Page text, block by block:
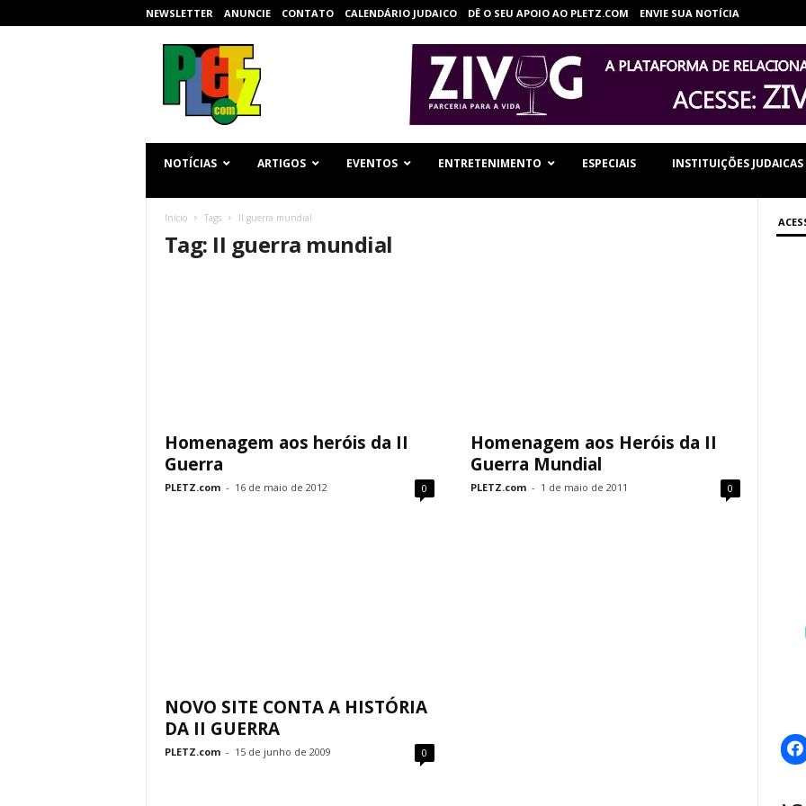
NEWSLETTER ANUNCIE CONTATO CALENDÁRIO JUDAICO DÊ O SEU APOIO AO PLETZ.COM ENVIE SUA NOTÍCIA
NOTÍCIAS ARTIGOS EVENTOS ENTRETENIMENTO ESPECIAIS INSTITUIÇÕES JUDAICAS
Início Tags II guerra mundial
Tag: II guerra mundial
Homenagem aos heróis da II
Guerra
PLETZ.com - 16 de maio de 2012 0
Homenagem aos Heróis da II
Guerra Mundial
PLETZ.com - 1 de maio de 2011 0
NOVO SITE CONTA A HISTÓRIA
DA II GUERRA
PLETZ.com - 15 de junho de 2009 0